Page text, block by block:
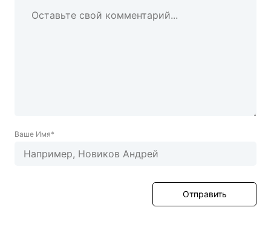
Ваше Имя*
Отправить